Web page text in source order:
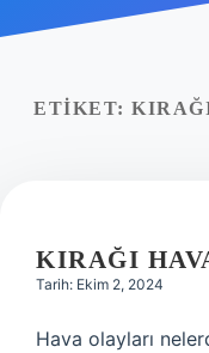
Yasal Uyarı
ETIKET:
KIRAĞI
Tarih: Ekim 2, 2024
Hava olayları